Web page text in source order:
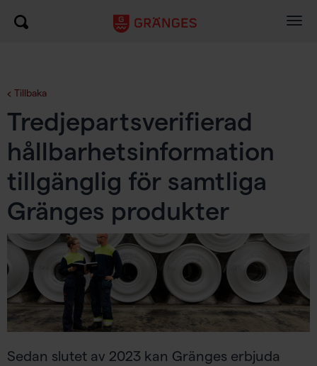
Tillbaka
Tredjepartsverifierad
hållbarhetsinformation
tillgänglig för samtliga
Gränges produkter
Sedan slutet av 2023 kan Gränges erbjuda